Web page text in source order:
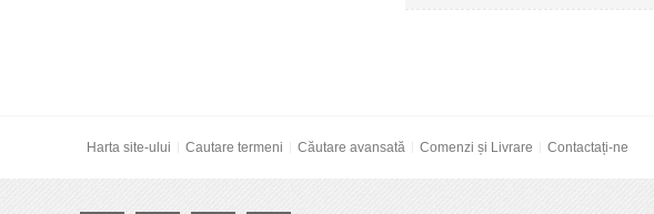
Harta site-ului Cautare termeni Căutare avansată Comenzi și Livrare Contactați-ne